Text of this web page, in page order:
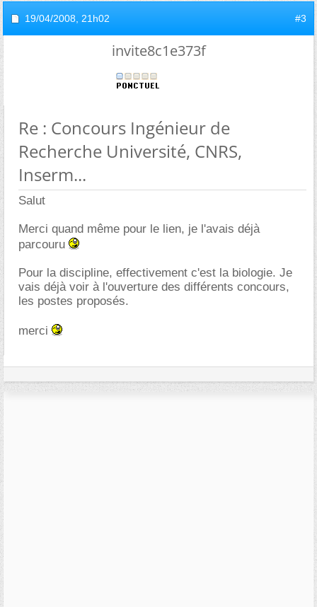
19/04/2008, 21h02 #3
invite8c1e373f
Re : Concours Ingénieur de
Recherche Université, CNRS,
Inserm...
Salut
Merci quand même pour le lien, je l'avais déjà
parcouru
Pour la discipline, effectivement c'est la biologie. Je
vais déjà voir à l'ouverture des différents concours,
les postes proposés.
merci